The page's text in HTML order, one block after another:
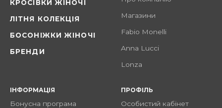
КРОСІВКИ ЖІНОЧІ
ЛІТНЯ КОЛЕКЦІЯ
БОСОНІЖКИ ЖІНОЧІ
БРЕНДИ
Магазини
Fabio Monelli
Anna Lucci
Lonza
ІНФОРМАЦІЯ
Бонусна програма
ПРОФІЛЬ
Особистий кабінет